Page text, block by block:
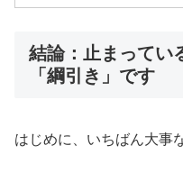
結論：止まってい
「綱引き」です
はじめに、いちばん大事